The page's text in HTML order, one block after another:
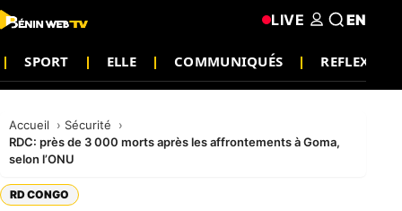
SPORT ELLE COMMUNIQUÉS REFLEXION
LIVE EN
Accueil
Sécurité
RDC: près de 3 000 morts après les affrontements à Goma,
selon l’ONU
RD CONGO